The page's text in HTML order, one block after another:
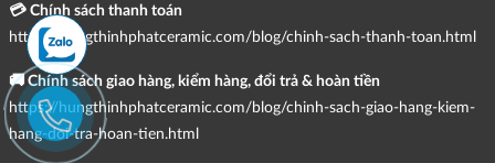
💳 Chính sách thanh toán
https://hungthinhphatceramic.com/blog/chinh-sach-thanh-toan.html
🚚 Chính sách giao hàng, kiểm hàng, đổi trả & hoàn tiền
https://hungthinhphatceramic.com/blog/chinh-sach-giao-hang-kiem-
hang-doi-tra-hoan-tien.html